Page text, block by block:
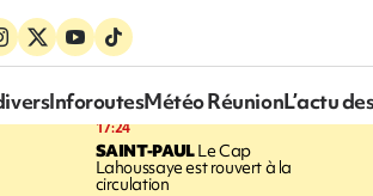
InforoutesMétéo RéunionL’actu
17:24
SAINT-PAULLe Cap
Lahoussaye est rouvert à la
circulation